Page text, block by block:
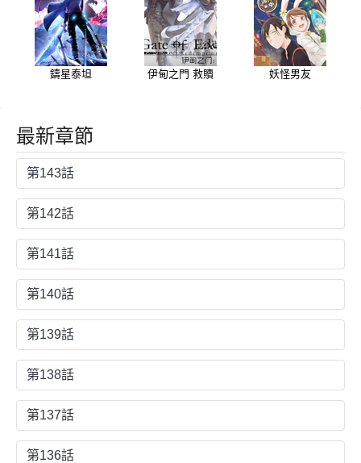
鑄星泰坦 伊甸之門 救贖 妖怪男友
最新章節
第143話
第142話
第141話
第140話
第139話
第138話
第137話
第136話